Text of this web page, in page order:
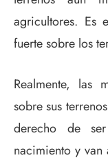
agricultores. Es
fuerte sobre los
Realmente, las
sobre sus
derecho de
nacimiento y